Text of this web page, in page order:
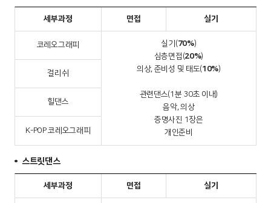
세부과정 면접 실기
코레오그래피 실기(70%)
심층면접(20%)
의상, 준비성 및 태도(10%)
관련댄스(1분 30초 이내)
음악, 의상
증명사진 1장은
개인준비
걸리쉬
힐댄스
K-POP 코레오그래피
스트릿댄스
세부과정 면접 실기